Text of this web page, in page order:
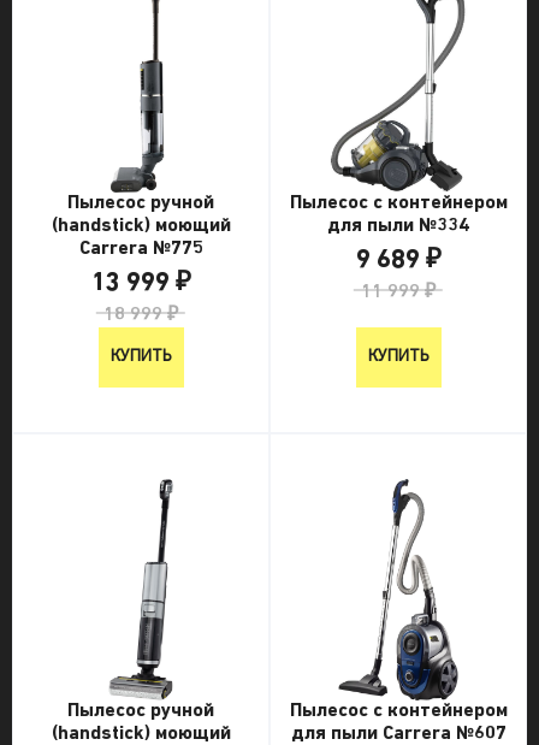
Пылесос ручной
(handstick) моющий
Carrera №775
13 999 ₽
18 999 ₽
КУПИТЬ
Пылесос с контейнером
для пыли №334
9 689 ₽
11 999 ₽
КУПИТЬ
Пылесос ручной
(handstick) моющий
Пылесос с контейнером
для пыли Carrera №607